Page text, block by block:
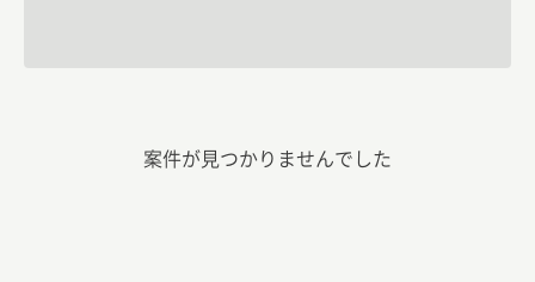
案件が見つかりませんでした